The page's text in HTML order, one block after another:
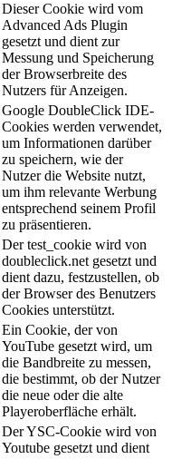
Dieser Cookie wird vom
Advanced Ads Plugin
gesetzt und dient zur
Messung und Speicherung
der Browserbreite des
Nutzers für Anzeigen.
Google DoubleClick IDE-
Cookies werden verwendet,
um Informationen darüber
zu speichern, wie der
Nutzer die Website nutzt,
um ihm relevante Werbung
entsprechend seinem Profil
zu präsentieren.
Der test_cookie wird von
doubleclick.net gesetzt und
dient dazu, festzustellen, ob
der Browser des Benutzers
Cookies unterstützt.
Ein Cookie, der von
YouTube gesetzt wird, um
die Bandbreite zu messen,
die bestimmt, ob der Nutzer
die neue oder die alte
Playeroberfläche erhält.
Der YSC-Cookie wird von
Youtube gesetzt und dient